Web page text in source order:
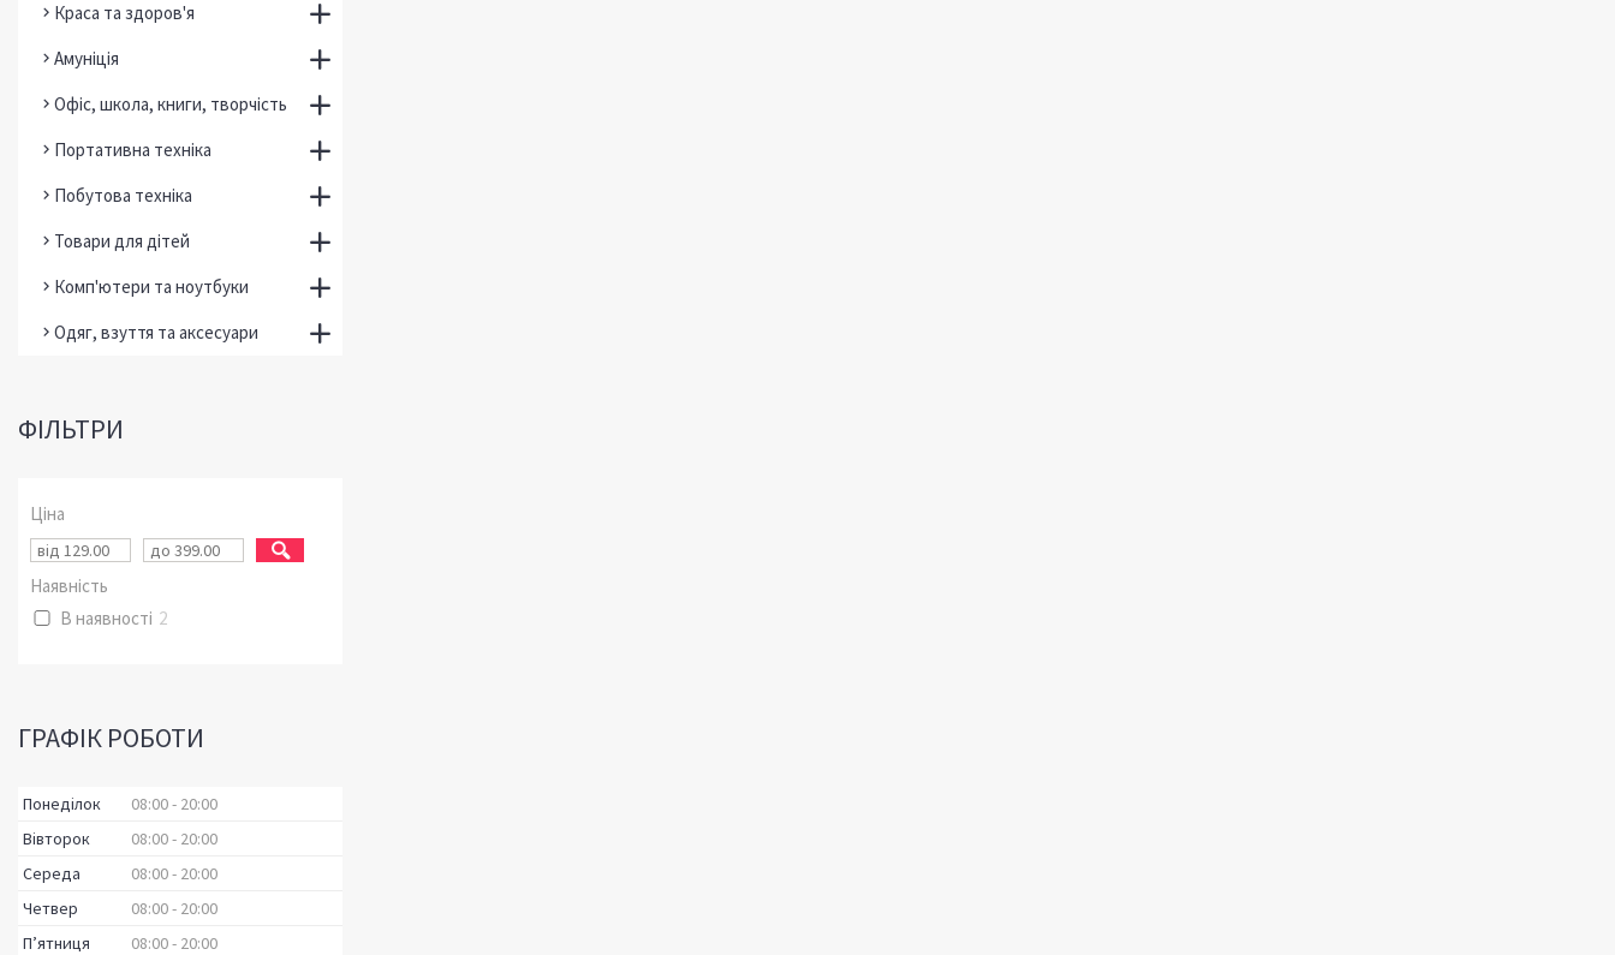
Краса та здоров'я
Амуніція
Офіс, школа, книги, творчість
Портативна техніка
Побутова техніка
Товари для дітей
Комп'ютери та ноутбуки
Одяг, взуття та аксесуари
ФІЛЬТРИ
Ціна
Наявність
В наявності 2
ГРАФІК РОБОТИ
Понеділок 08:00
20:00
Вівторок
08:00
20:00
Середа
08:00
20:00
Четвер
08:00
20:00
Пʼятниця
08:00
20:00